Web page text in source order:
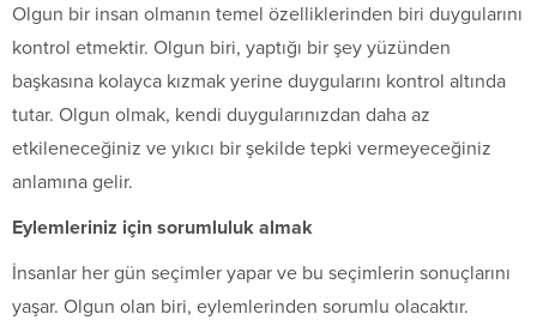
Olgun bir insan olmanın temel özelliklerinden biri duygularını
kontrol etmektir. Olgun biri, yaptığı bir şey yüzünden
başkasına kolayca kızmak yerine duygularını kontrol altında
tutar. Olgun olmak, kendi duygularınızdan daha az
etkileneceğiniz ve yıkıcı bir şekilde tepki vermeyeceğiniz
anlamına gelir.
Eylemleriniz için sorumluluk almak
İnsanlar her gün seçimler yapar ve bu seçimlerin sonuçlarını
yaşar. Olgun olan biri, eylemlerinden sorumlu olacaktır.